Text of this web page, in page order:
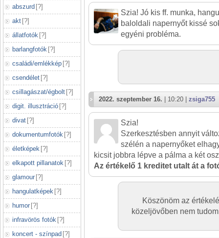
abszurd [?]
akt [?]
állatfotók [?]
barlangfotók [?]
családi/emlékkép [?]
csendélet [?]
csillagászat/égbolt [?]
digit. illusztráció [?]
divat [?]
dokumentumfotók [?]
életképek [?]
elkapott pillanatok [?]
glamour [?]
hangulatképek [?]
humor [?]
infravörös fotók [?]
koncert - színpad [?]
Szia! Jó kis ff. munka,
baloldali napernyőt kissé
egyéni probléma.
2022. szeptember 16. | 10:20 | zsiga755
Szia!
Szerkesztésben annyit
szélén a napernyőket
kicsit jobbra lépve a pálma a két
Az értékelő 1 kreditet utalt át a
Köszönöm az
közeljövőben nem